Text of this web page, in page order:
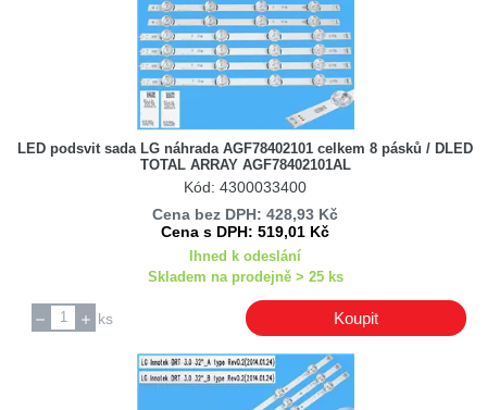
ChangHong / CHiQ
PHILCO
LED podsvit sada LG náhrada AGF78402101 celkem 8 pásků / DLED
TOTAL ARRAY AGF78402101AL
Kód: 4300033400
Cena bez DPH: 428,93 Kč
Cena s DPH: 519,01 Kč
Ihned k odeslání
Skladem na prodejně > 25 ks
ks Koupit